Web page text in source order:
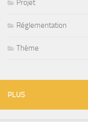
Projet
Réglementation
Thème
PLUS